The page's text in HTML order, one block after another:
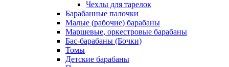
Чехлы для тарелок
Барабанные палочки
Малые (рабочие) барабаны
Маршевые, оркестровые барабаны
Бас-барабаны (Бочки)
Томы
Детские барабаны